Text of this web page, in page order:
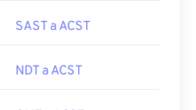
SAST a ACST
NDT a ACST